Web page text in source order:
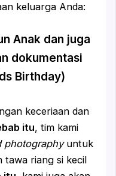
keluarga Anda:
Anak dan juga
dokumentasi
Birthday)
keceriaan dan
itu, tim kami
photographyuntuk
tawa riang si kecil